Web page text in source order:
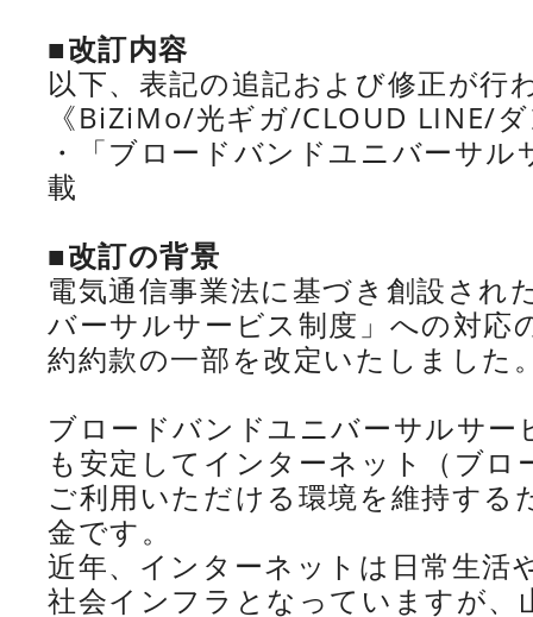
■改訂内容
以下、表記の追記および修正が行
《BiZiMo/光ギガ/CLOUD LINE/
・「ブロードバンドユニバーサ
載
■改訂の背景
電気通信事業法に基づき創設され
バーサルサービス制度」への対応
約約款の一部を改定いたしました
ブロードバンドユニバーサルサ
も安定してインターネット（ブ
ご利用いただける環境を維持する
金です。
近年、インターネットは日常生活
社会インフラとなっていますが、